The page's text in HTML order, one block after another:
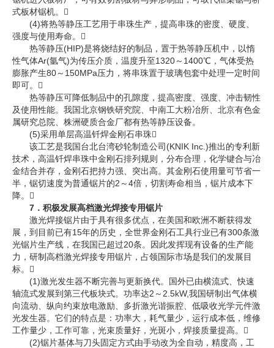
式板材锯机。
(4)将热等静压工艺用于串珠生产，提高串珠的密度、硬度、
强度与使用寿命。
热等静压(HIP)是将烧结好的制品，置于热等静压机中，以惰
性气体Ar(氩气)为传压介质，温度升至1320～1400℃，气体受热
膨胀产生80～150MPa压力，将串珠置于玻璃包套中处理一定时间
即可。
热等静压可降低制品中的孔隙度，提高密度、强度、冲击韧性
及使用性能。我国北京钢铁研究院、中南工大粉冶所、北京有色金
属研究总院、株洲硬质合金厂都有热等静压设备。
(5)采用单层高温钎焊金刚石串珠
该工艺是我国台北台湾砂轮制造公司(KNIK Inc.)推出的专利新
技术，高温钎焊串珠中金刚石排列规则，分布合理，化学键合与冶
金结合并存，金刚石把持力强、突出高。其金刚石使用量可节省一
半，锯切速度为普通锯片的2～4倍，切割寿命相当，锯片成本下
降。
7．积极发展高档激光焊接专用锯片
激光焊接锯片由于具有很多优点，在美国和欧洲不断获得发
展，到目前已有15年的历史，全世界金刚石工具行业已有300条激
光锯片生产线，在我国已超过20条。因此发挥现有设备的生产能
力，研制高档激光焊接专用锯片，占领国际市场是我们的发展目
标。
(1)激光发生器不断完善与更新换代。国外已由横流式、快速
轴流式发展到第三代板块式。功率达2～2.5kW,我国研制出气体横
向流动、纵向约束放电激励、多折激光谐振腔、低吸收光学元件激
光发生器。它们的特点是：功率大，耗气量少，运行成本低，维修
工作量少，工作可靠，光束质量好，光斑小，焊接质量提高。
(2)锯片基体与刀头固定方式由手动改为全自动，精度高，工